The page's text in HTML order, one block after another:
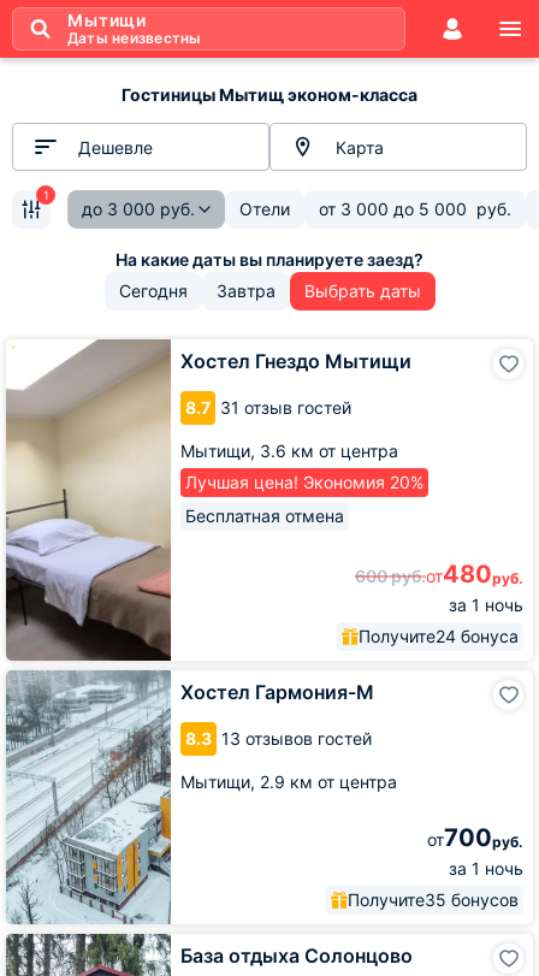
Мытищи
Даты неизвестны
Гостиницы Мытищ эконом-класса
Дешевле Карта
до 3 000 руб. Отели от 3 000 до 5 000 руб.
1
Сегодня Завтра Выбрать даты
Хостел Гнездо Мытищи
8.7 31 отзыв гостей
Мытищи, 3.6 км от центра
Лучшая цена! Экономия 20%
Бесплатная отмена
600руб.от480руб.
за 1 ночь
Получите24 бонуса
Хостел
Гнездо
Мытищи
Хостел Гармония-М
8.3 13 отзывов гостей
Мытищи, 2.9 км от центра
от700руб.
за 1 ночь
Получите35 бонусов
Хостел
Гармония-
М
База отдыха Солонцово
База
отдыха